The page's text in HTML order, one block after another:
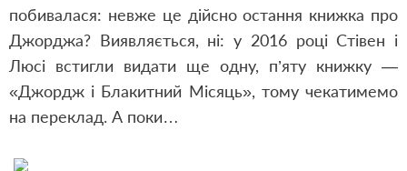
побивалася: невже це дійсно остання книжка про
Джорджа? Виявляється, ні: у 2016 році Стівен і
Люсі встигли видати ще одну, п’яту книжку —
«Джордж і Блакитний Місяць», тому чекатимемо
на переклад. А поки…